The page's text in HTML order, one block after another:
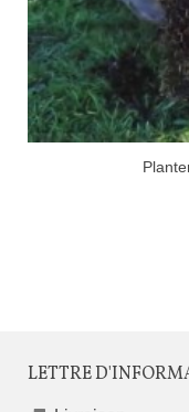
LETTRE